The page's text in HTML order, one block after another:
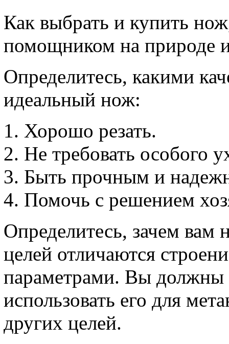
Как выбрать и купить
помощником на природе
Определитесь, какими
идеальный нож:
Хорошо резать.
Не требовать особого
Быть прочным и
Помочь с решением
Определитесь, зачем
целей отличаются
параметрами. Вы должны
использовать его для
других целей.